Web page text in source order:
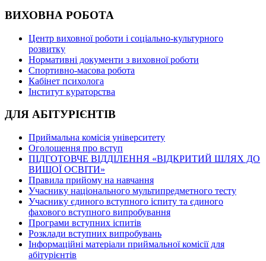
ВИХОВНА РОБОТА
Центр виховної роботи і соціально-культурного
розвитку
Нормативні документи з виховної роботи
Спортивно-масова робота
Кабінет психолога
Інститут кураторства
ДЛЯ АБІТУРІЄНТІВ
Приймальна комісія університету
Оголошення про вступ
ПІДГОТОВЧЕ ВІДДІЛЕННЯ «ВІДКРИТИЙ ШЛЯХ ДО
ВИЩОЇ ОСВІТИ»
Правила прийому на навчання
Учаснику національного мультипредметного тесту
Учаснику єдиного вступного іспиту та єдиного
фахового вступного випробування
Програми вступних іспитів
Розклади вступних випробувань
Інформаційні матеріали приймальної комісії для
абітурієнтів